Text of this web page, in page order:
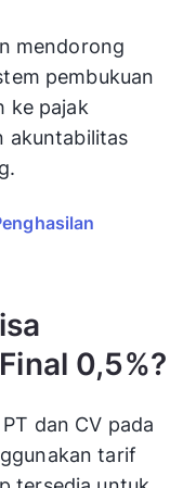
mendorong
pembukuan
ke pajak
akuntabilitas
0,5%?
dan CV pada
tarif